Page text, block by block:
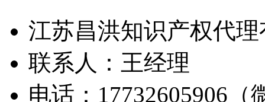
江苏昌洪知识产权代
联系人：王经理
电话：17732605906（